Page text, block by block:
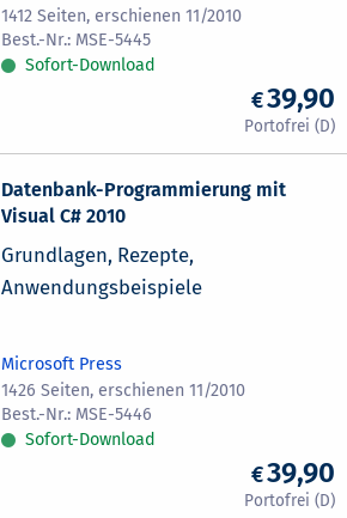
1412 Seiten, erschienen 11/2010
MSE-5445
Sofort-Download
39,90
Datenbank-Programmierung mit
Visual C# 2010
Grundlagen, Rezepte,
Anwendungsbeispiele
Microsoft Press
1426 Seiten, erschienen 11/2010
MSE-5446
Sofort-Download
39,90